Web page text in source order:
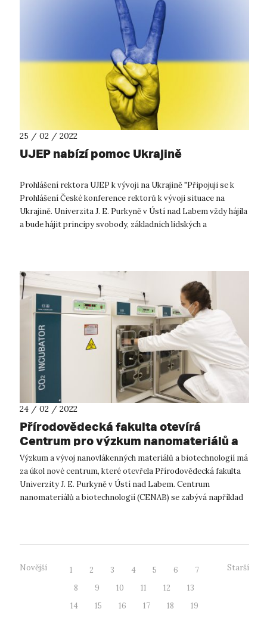
25 / 02 / 2022
UJEP nabízí pomoc Ukrajině
Prohlášení rektora UJEP k vývoji na Ukrajině "Připojuji se k
Prohlášení České konference rektorů k vývoji situace na
Ukrajině. Univerzita J. E. Purkyně v Ústí nad Labem vždy hájila
a bude hájit principy svobody, základních lidských a
24 / 02 / 2022
Přírodovědecká fakulta otevírá
Centrum pro výzkum nanomateriálů a
biotechnologií
Výzkum a vývoj nanovlákenných materiálů a biotechnologií má
za úkol nové centrum, které otevřela Přírodovědecká fakulta
Univerzity J. E. Purkyně v Ústí nad Labem. Centrum
nanomateriálů a biotechnologií (CENAB) se zabývá například
Novější 1 2 3 4 5 6
7
8
9 10 11 12
13
14
15 16 17 18 19
Starší